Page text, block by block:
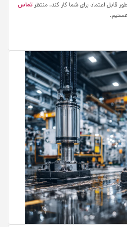
قابل اعتماد برای شما کار کند. منتظرتماس